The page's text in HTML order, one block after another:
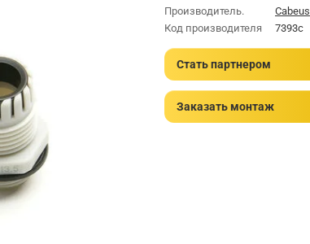
Производитель.
Cabeus
Код производителя
7393c
Стать партнером
Заказать монтаж